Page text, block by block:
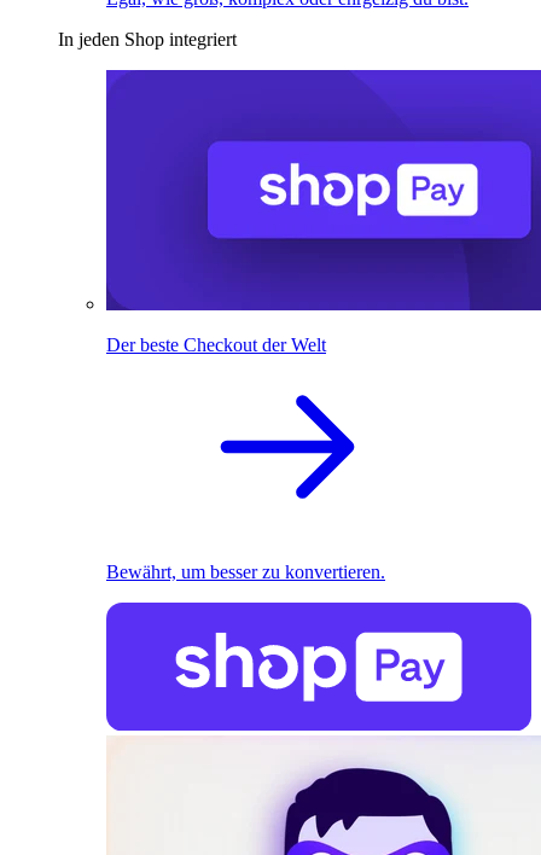
In jeden Shop integriert
Der beste Checkout der Welt
Bewährt, um besser zu konvertieren.